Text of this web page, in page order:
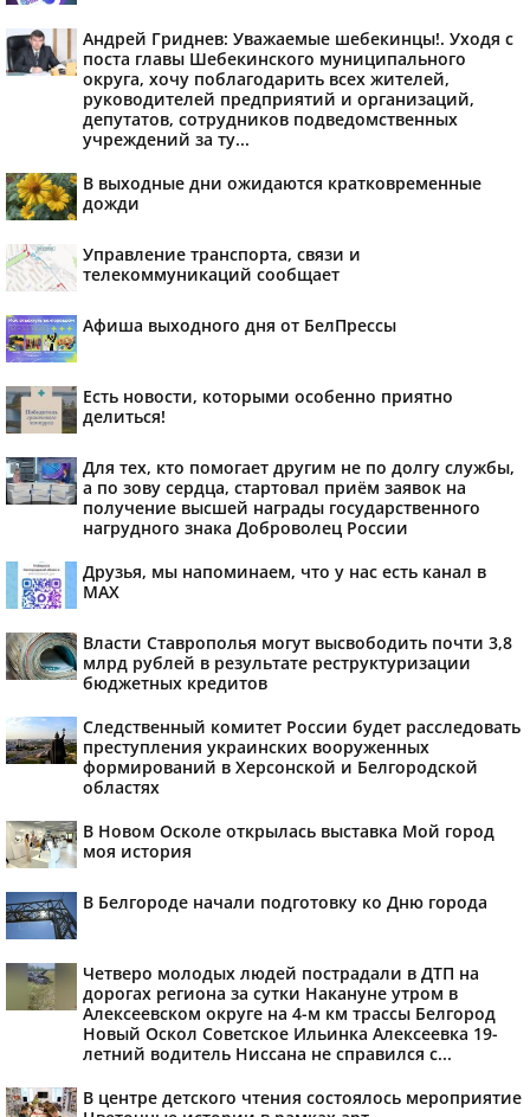
Андрей Гриднев: Уважаемые шебекинцы!. Уходя с
поста главы Шебекинского муниципального
округа, хочу поблагодарить всех жителей,
руководителей предприятий и организаций,
депутатов, сотрудников подведомственных
учреждений за ту...
В выходные дни ожидаются кратковременные
дожди
Управление транспорта, связи и
телекоммуникаций сообщает
Афиша выходного дня от БелПрессы
Есть новости, которыми особенно приятно
делиться!
Для тех, кто помогает другим не по долгу службы,
а по зову сердца, стартовал приём заявок на
получение высшей награды государственного
нагрудного знака Доброволец России
Друзья, мы напоминаем, что у нас есть канал в
МАХ
Власти Ставрополья могут высвободить почти 3,8
млрд рублей в результате реструктуризации
бюджетных кредитов
Следственный комитет России будет расследовать
преступления украинских вооруженных
формирований в Херсонской и Белгородской
областях
В Новом Осколе открылась выставка Мой город
моя история
В Белгороде начали подготовку ко Дню города
Четверо молодых людей пострадали в ДТП на
дорогах региона за сутки Накануне утром в
Алексеевском округе на 4-м км трассы Белгород
Новый Оскол Советское Ильинка Алексеевка 19-
летний водитель Ниссана не справился с...
В центре детского чтения состоялось мероприятие